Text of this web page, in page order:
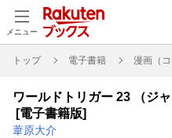
メニュー
トップ 電子書籍 漫画（コ
ワールドトリガー 23 （ジ
[電子書籍版]
葦原大介